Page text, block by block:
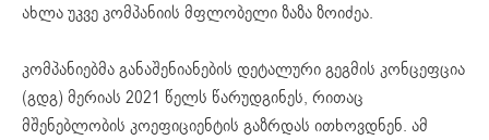
ახლა უკვე კომპანიის მფლობელი ზაზა ზოიძეა.
კომპანიებმა განაშენიანების დეტალური გეგმის კონცეფცია
(გდგ) მერიას 2021 წელს წარუდგინეს, რითაც
მშენებლობის კოეფიციენტის გაზრდას ითხოვდნენ. ამ